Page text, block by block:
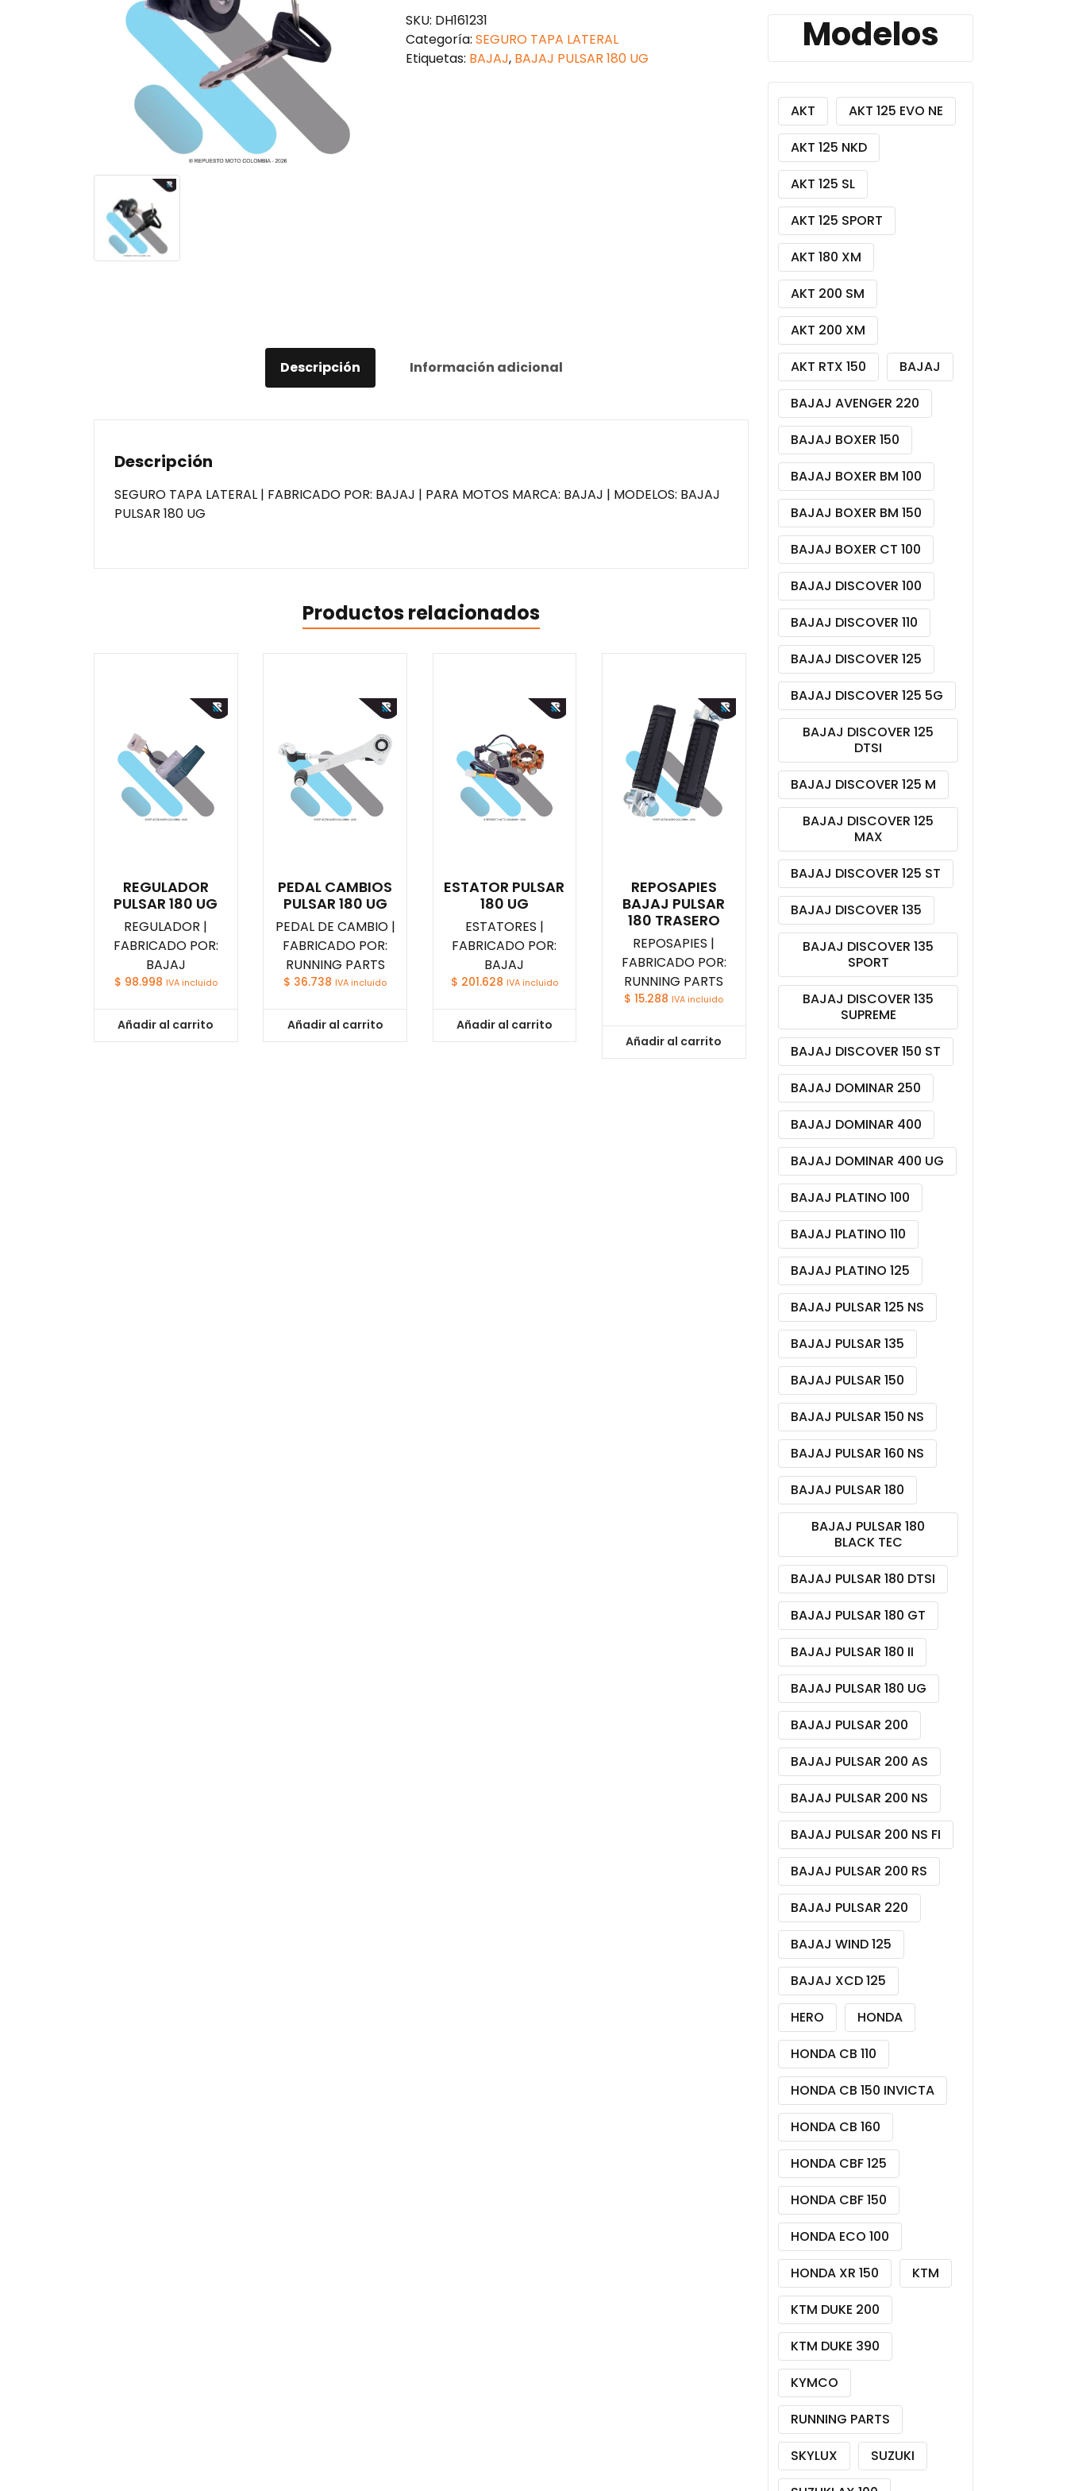
PULSAR
180
UG
SKU: DH161231
Categoría: SEGURO TAPA LATERAL
Etiquetas: BAJAJ, BAJAJ PULSAR 180 UG
Descripción Información adicional
Descripción
SEGURO TAPA LATERAL | FABRICADO POR: BAJAJ | PARA MOTOS MARCA: BAJAJ | MODELOS: BAJAJ
PULSAR 180 UG
Productos relacionados
REGULADOR
PULSAR 180 UG
REGULADOR |
FABRICADO POR:
BAJAJ
$ 98.998 IVA incluido
Añadir al carrito
PEDAL CAMBIOS
PULSAR 180 UG
PEDAL DE CAMBIO |
FABRICADO POR:
RUNNING PARTS
$ 36.738 IVA incluido
Añadir al carrito
ESTATOR PULSAR
180 UG
ESTATORES |
FABRICADO POR:
BAJAJ
$ 201.628 IVA incluido
Añadir al carrito
REPOSAPIES
BAJAJ PULSAR
180 TRASERO
REPOSAPIES |
FABRICADO POR:
RUNNING PARTS
$ 15.288 IVA incluido
Añadir al carrito
Modelos
AKT
AKT 125 EVO NE
AKT 125 NKD
AKT 125 SL
AKT 125 SPORT
AKT 180 XM
AKT 200 SM
AKT 200 XM
AKT RTX 150
BAJAJ
BAJAJ AVENGER 220
BAJAJ BOXER 150
BAJAJ BOXER BM 100
BAJAJ BOXER BM 150
BAJAJ BOXER CT 100
BAJAJ DISCOVER 100
BAJAJ DISCOVER 110
BAJAJ DISCOVER 125
BAJAJ DISCOVER 125 5G
BAJAJ DISCOVER 125
DTSI
BAJAJ DISCOVER 125 M
BAJAJ DISCOVER 125
MAX
BAJAJ DISCOVER 125 ST
BAJAJ DISCOVER 135
BAJAJ DISCOVER 135
SPORT
BAJAJ DISCOVER 135
SUPREME
BAJAJ DISCOVER 150 ST
BAJAJ DOMINAR 250
BAJAJ DOMINAR 400
BAJAJ DOMINAR 400 UG
BAJAJ PLATINO 100
BAJAJ PLATINO 110
BAJAJ PLATINO 125
BAJAJ PULSAR 125 NS
BAJAJ PULSAR 135
BAJAJ PULSAR 150
BAJAJ PULSAR 150 NS
BAJAJ PULSAR 160 NS
BAJAJ PULSAR 180
BAJAJ PULSAR 180
BLACK TEC
BAJAJ PULSAR 180 DTSI
BAJAJ PULSAR 180 GT
BAJAJ PULSAR 180 II
BAJAJ PULSAR 180 UG
BAJAJ PULSAR 200
BAJAJ PULSAR 200 AS
BAJAJ PULSAR 200 NS
BAJAJ PULSAR 200 NS FI
BAJAJ PULSAR 200 RS
BAJAJ PULSAR 220
BAJAJ WIND 125
BAJAJ XCD 125
HERO
HONDA
HONDA CB 110
HONDA CB 150 INVICTA
HONDA CB 160
HONDA CBF 125
HONDA CBF 150
HONDA ECO 100
HONDA XR 150
KTM
KTM DUKE 200
KTM DUKE 390
KYMCO
RUNNING PARTS
SKYLUX
SUZUKI